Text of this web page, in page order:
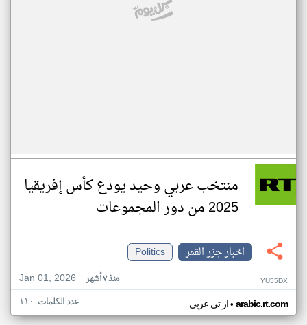
منتخب عربي وحيد يودع كأس إفريقيا
2025 من دور المجموعات
اخبار جزر القمر
Politics
Jan 01, 2026
منذ ٧ أشهر YU55DX
ار تي عربي• arabic.rt.com عدد الكلمات: ١١٠